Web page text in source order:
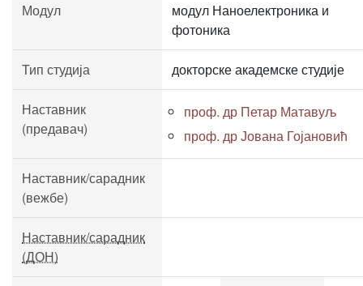
Модул
модул Наноелектроника и
фотоника
Тип студија докторске академске студије
Наставник
(предавач)
проф. др Петар Матавуљ
проф. др Јована Гојановић
Наставник/сарадник
(вежбе)
Наставник/сарадник
(ДОН)